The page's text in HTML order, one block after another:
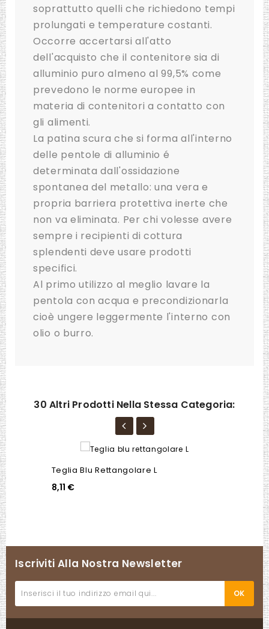
soprattutto quelli che richiedono tempi
prolungati e temperature costanti.
Occorre accertarsi all'atto
dell'acquisto che il contenitore sia di
alluminio puro almeno al 99,5% come
prevedono le norme europee in
materia di contenitori a contatto con
gli alimenti.
La patina scura che si forma all'interno
delle pentole di alluminio é
determinata dall'ossidazione
spontanea del metallo: una vera e
propria barriera protettiva inerte che
non va eliminata. Per chi volesse avere
sempre i recipienti di cottura
splendenti deve usare prodotti
specifici.
Al primo utilizzo al meglio lavare la
pentola con acqua e precondizionarla
cioè ungere leggermente l'interno con
olio o burro.
30 Altri Prodotti Nella Stessa Categoria:
Teglia Blu Rettangolare L
8,11 €
Iscriviti Alla Nostra Newsletter